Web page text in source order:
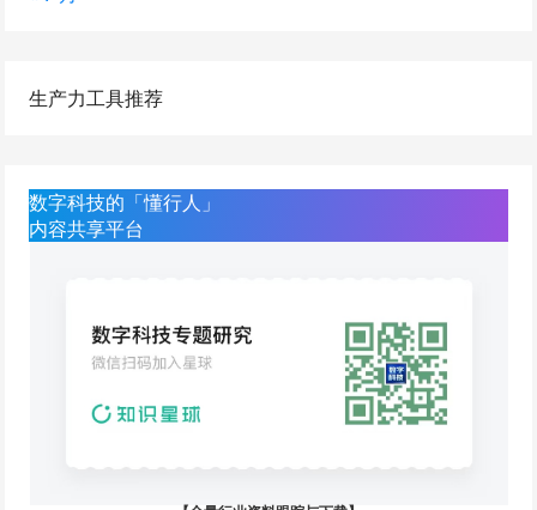
生产力工具推荐
数字科技的「懂行人」
内容共享平台